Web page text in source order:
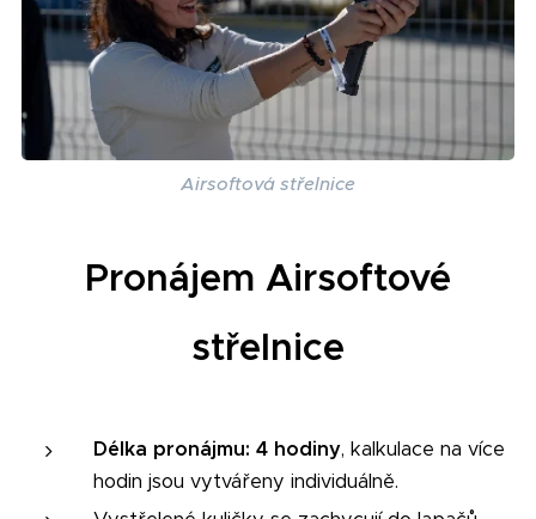
Airsoftová střelnice
Pronájem Airsoftové
střelnice
Délka pronájmu: 4 hodiny, kalkulace na více
hodin jsou vytvářeny individuálně.